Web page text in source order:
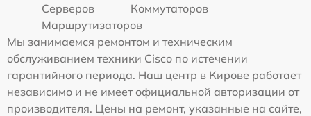
Серверов
Коммутаторов
Маршрутизаторов
Мы занимаемся ремонтом и техническим
обслуживанием техники Cisco по истечении
гарантийного периода. Наш центр в Кирове работает
независимо и не имеет официальной авторизации от
производителя. Цены на ремонт, указанные на сайте,